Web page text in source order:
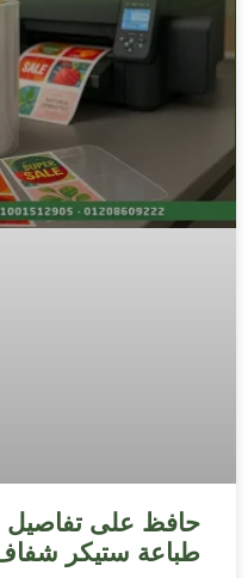
حافظ على تفاصيل
طباعة ستيكر